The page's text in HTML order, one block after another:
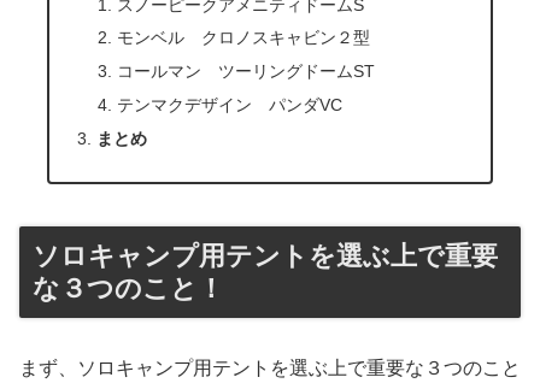
スノーピークアメニティドームS
モンベル クロノスキャビン２型
コールマン ツーリングドームST
テンマクデザイン パンダVC
まとめ
ソロキャンプ用テントを選ぶ上で重要
な３つのこと！
まず、ソロキャンプ用テントを選ぶ上で重要な３つのこと